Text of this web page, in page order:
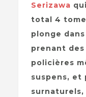
Serizawa
total 4
plonge
prenant des
policières
suspens, et